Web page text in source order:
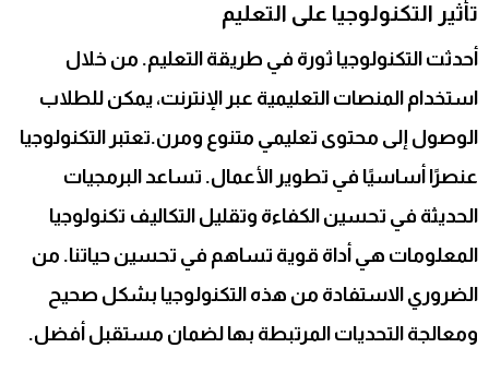
تأثير التكنولوجيا على التعليم
أحدثت التكنولوجيا ثورة في طريقة التعليم. من خلال
استخدام المنصات التعليمية عبر الإنترنت، يمكن للطلاب
الوصول إلى محتوى تعليمي متنوع ومرن.تعتبر التكنولوجيا
عنصرًا أساسيًا في تطوير الأعمال. تساعد البرمجيات
الحديثة في تحسين الكفاءة وتقليل التكاليف تكنولوجيا
المعلومات هي أداة قوية تساهم في تحسين حياتنا. من
الضروري الاستفادة من هذه التكنولوجيا بشكل صحيح
ومعالجة التحديات المرتبطة بها لضمان مستقبل أفضل.